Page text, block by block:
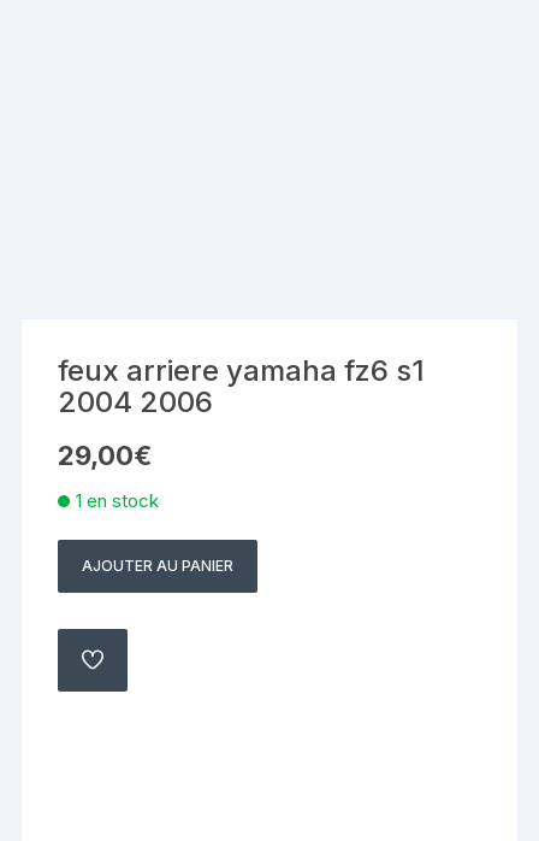
feux arriere yamaha fz6 s1
2004 2006
29,00€
1 en stock
quantité
feux
arriere
yamaha
AJOUTER AU PANIER
AJOUTER